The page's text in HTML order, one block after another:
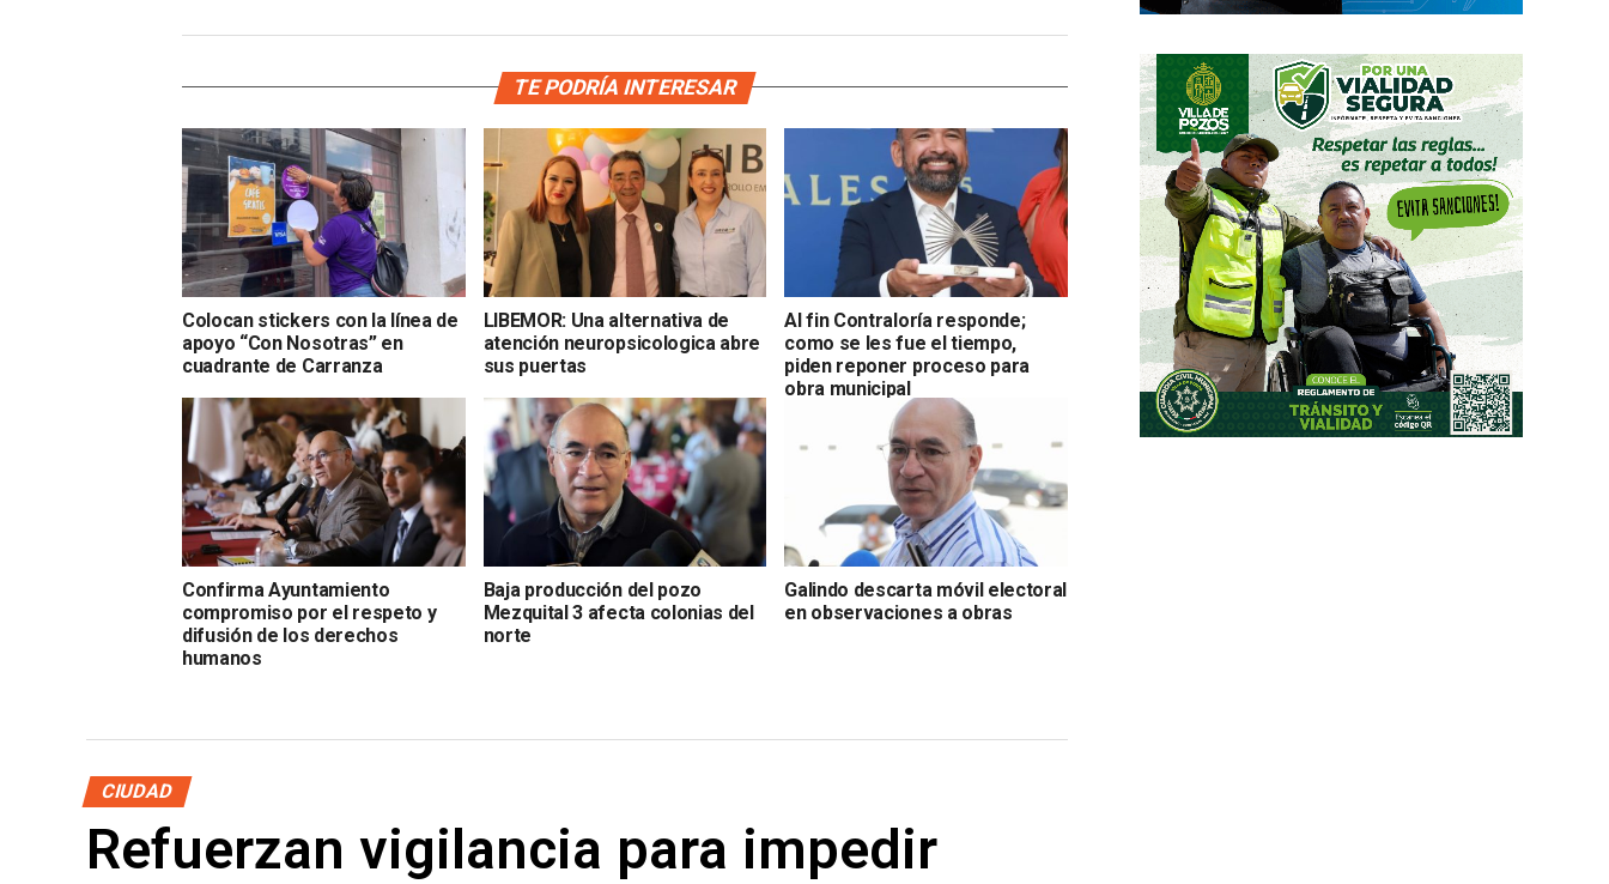
TE PODRÍA INTERESAR
Colocan stickers con la línea de
apoyo “Con Nosotras” en
cuadrante de Carranza
LIBEMOR: Una alternativa de
atención neuropsicologica abre
sus puertas
Al fin Contraloría responde;
como se les fue el tiempo,
piden reponer proceso para
obra municipal
Confirma Ayuntamiento
compromiso por el respeto y
difusión de los derechos
humanos
Baja producción del pozo
Mezquital 3 afecta colonias del
norte
Galindo descarta móvil electoral
en observaciones a obras
CIUDAD
Refuerzan vigilancia para impedir